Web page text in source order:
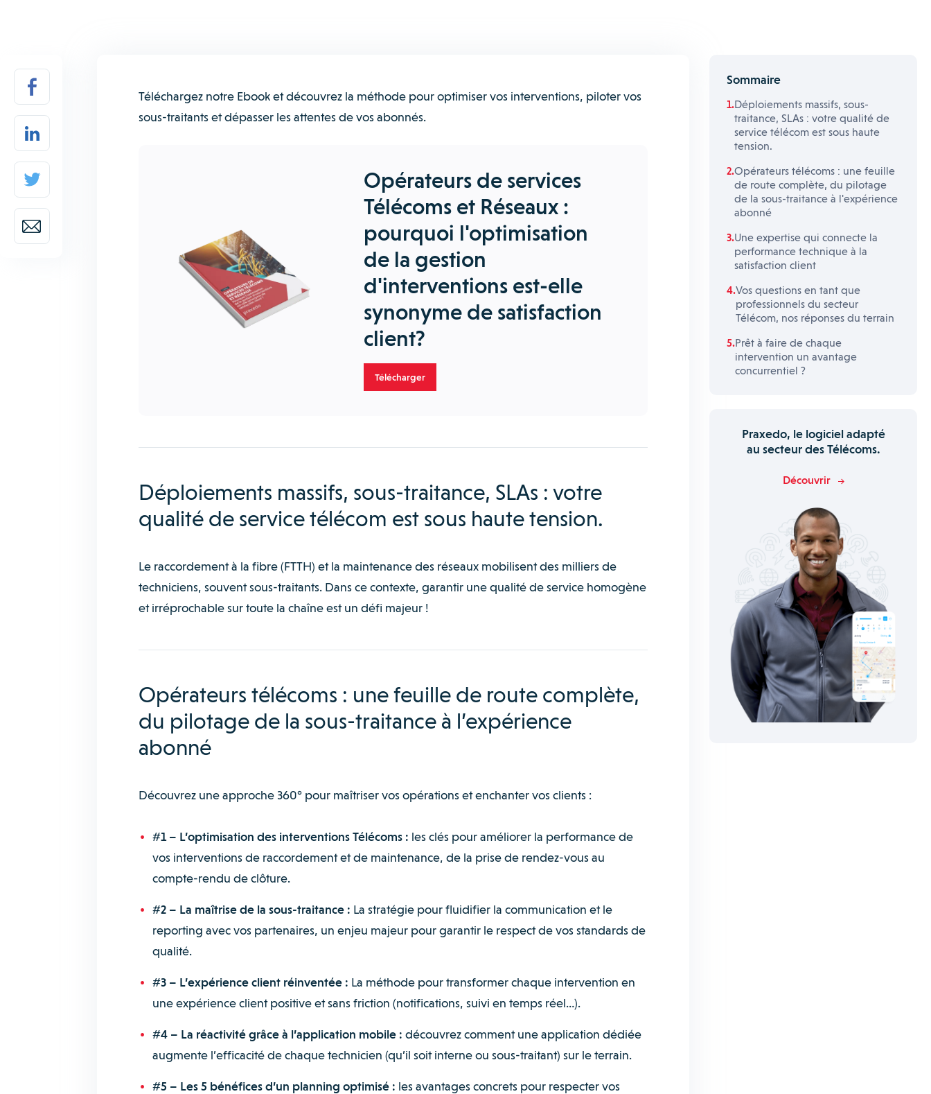
Téléchargez notre Ebook et découvrez la méthode pour optimiser vos interventions, piloter vos
sous-traitants et dépasser les attentes de vos abonnés.
Opérateurs de services
Télécoms et Réseaux :
pourquoi l'optimisation
de la gestion
d'interventions est-elle
synonyme de satisfaction
client?
Télécharger
Déploiements massifs, sous-traitance, SLAs : votre
qualité de service télécom est sous haute tension.
Le raccordement à la fibre (FTTH) et la maintenance des réseaux mobilisent des milliers de
techniciens, souvent sous-traitants. Dans ce contexte, garantir une qualité de service homogène
et irréprochable sur toute la chaîne est un défi majeur !
Opérateurs télécoms : une feuille de route complète,
du pilotage de la sous-traitance à l’expérience
abonné
Découvrez une approche 360° pour maîtriser vos opérations et enchanter vos clients :
#1 – L’optimisation des interventions Télécoms : les clés pour améliorer la performance de
vos interventions de raccordement et de maintenance, de la prise de rendez-vous au
compte-rendu de clôture.
#2 – La maîtrise de la sous-traitance : La stratégie pour fluidifier la communication et le
reporting avec vos partenaires, un enjeu majeur pour garantir le respect de vos standards de
qualité.
#3 – L’expérience client réinventée : La méthode pour transformer chaque intervention en
une expérience client positive et sans friction (notifications, suivi en temps réel…).
#4 – La réactivité grâce à l’application mobile : découvrez comment une application dédiée
augmente l’efficacité de chaque technicien (qu’il soit interne ou sous-traitant) sur le terrain.
#5 – Les 5 bénéfices d’un planning optimisé : les avantages concrets pour respecter vos
Sommaire
Déploiements massifs, sous-
traitance, SLAs : votre qualité de
service télécom est sous haute
tension.
Opérateurs télécoms : une feuille
de route complète, du pilotage
de la sous-traitance à l'expérience
abonné
Une expertise qui connecte la
performance technique à la
satisfaction client
Vos questions en tant que
professionnels du secteur
Télécom, nos réponses du terrain
Prêt à faire de chaque
intervention un avantage
concurrentiel ?
Praxedo, le logiciel adapté
au secteur des Télécoms.
Découvrir